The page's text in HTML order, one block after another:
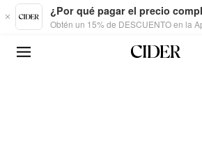
Skip to main content
¿Por qué pagar el precio
Obtén un 15% de DESCUENTO en la